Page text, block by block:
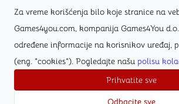
Za vreme korišćenja bilo koje stranice na
Games4you.com, kompanija Games4You
određene informacije na korisnikov uređaj,
(eng. "cookies"). Pogledajte našu polisu
Prihvatite sve
Odbacite sve
Posetite Facebook stranicu /
Zapratite Instagram profil